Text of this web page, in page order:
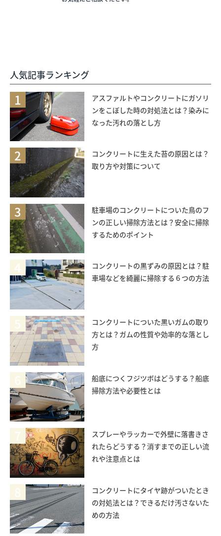
人気記事ランキング
1
アスファルトやコンクリートにガソリ
ンをこぼした時の対処法とは？染みに
なった汚れの落とし方
2
コンクリートに生えた苔の原因とは？
取り方や対策について
3
駐車場のコンクリートについた鳥のフ
ンの正しい掃除方法とは？安全に掃除
するためのポイント
4
コンクリートの黒ずみの原因とは？駐
車場などを綺麗に掃除する６つの方法
5
コンクリートについた黒いガムの取り
方とは？ガムの性質や効率的な落とし
方
6
船底につくフジツボはどうする？船底
掃除方法や必要性とは
7
スプレーやラッカーで外壁に落書きさ
れたらどうする？消すまでの正しい流
れや注意点とは
8
コンクリートにタイヤ跡がついたとき
の対処法とは？できるだけ汚さないた
めの方法